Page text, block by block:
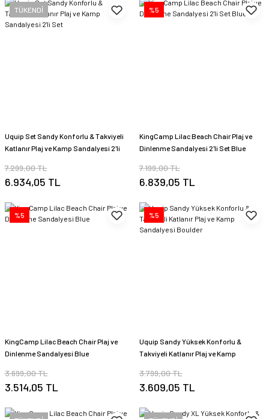
TÜKENDİ
Uquip Set Sandy Konforlu & Takviyeli
Katlanır Plaj ve Kamp Sandalyesi 2'li
7.299,00 TL
6.934,05 TL
%5
KingCamp Lilac Beach Chair Plaj ve
Dinlenme Sandalyesi 2'li Set Blue
7.199,00 TL
6.839,05 TL
%5
KingCamp Lilac Beach Chair Plaj ve
Dinlenme Sandalyesi Blue
3.699,00 TL
3.514,05 TL
%5
Uquip Sandy Yüksek Konforlu &
Takviyeli Katlanır Plaj ve Kamp
3.799,00 TL
3.609,05 TL